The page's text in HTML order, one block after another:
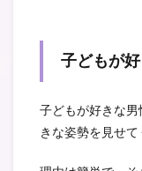
子どもが
子どもが好きな
きな姿勢を見せて